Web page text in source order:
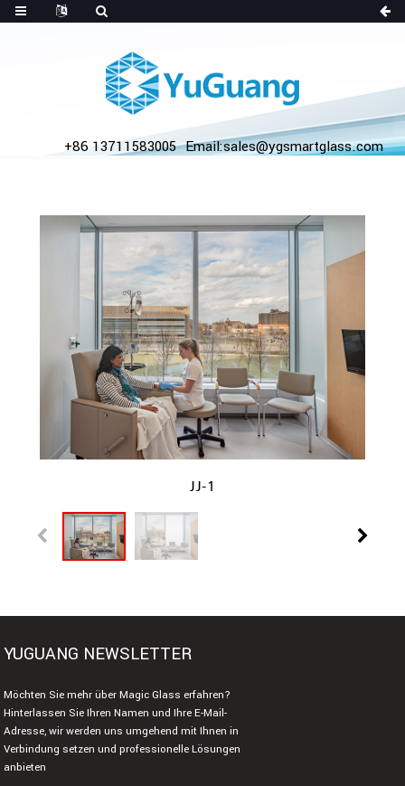
+86 13711583005 Email:sales@ygsmartglass.com
JJ-1
YUGUANG NEWSLETTER
Möchten Sie mehr über Magic Glass erfahren?
Hinterlassen Sie Ihren Namen und Ihre E-Mail-
Adresse, wir werden uns umgehend mit Ihnen in
Verbindung setzen und professionelle Lösungen
anbieten